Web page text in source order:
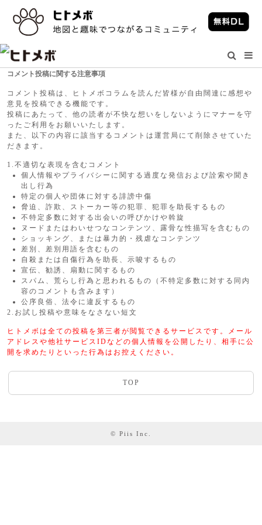
コメント投稿に関する注意事項
コメント投稿は、ヒトメボコラムを読んだ皆様が自由闊達に感想や
意見を投稿できる機能です。
投稿にあたって、他の読者が不快な想いをしないようにマナーを守
ったご利用をお願いいたします。
また、以下の内容に該当するコメントは運営局にて削除させていた
だきます。
1.不適切な表現を含むコメント
個人情報やプライバシーに関する過度な発信および詮索や聞き
出し行為
特定の個人や団体に対する誹謗中傷
脅迫、詐欺、ストーカー等の犯罪、犯罪を助長するもの
不特定多数に対する出会いの呼びかけや斡旋
ヌードまたはわいせつなコンテンツ、露骨な性描写を含むもの
ショッキング、または暴力的・残虐なコンテンツ
差別、差別用語を含むもの
自殺または自傷行為を助長、示唆するもの
宣伝、勧誘、扇動に関するもの
スパム、荒らし行為と思われるもの（不特定多数に対する同内
容のコメントも含みます）
公序良俗、法令に違反するもの
2.お試し投稿や意味をなさない短文
ヒトメボは全ての投稿を第三者が閲覧できるサービスです。メール
アドレスや他社サービスIDなどの個人情報を公開したり、相手に公
開を求めたりといった行為はお控えください。
TOP
© Piis Inc.